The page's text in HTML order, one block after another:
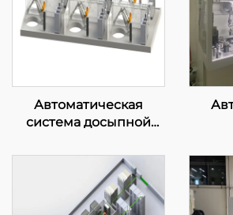
Автоматическая
система досыпной
транспортировки